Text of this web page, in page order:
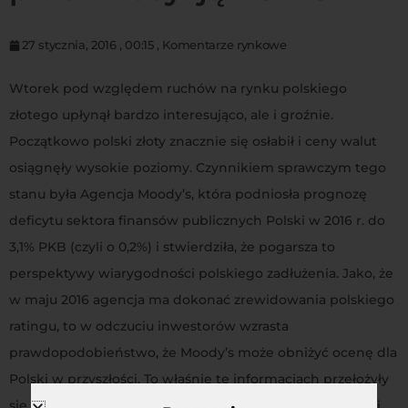
27 stycznia, 2016 00:15 Komentarze rynkowe
Wtorek pod względem ruchów na rynku polskiego
złotego upłynął bardzo interesująco, ale i groźnie.
Początkowo polski złoty znacznie się osłabił i ceny walut
osiągnęły wysokie poziomy. Czynnikiem sprawczym tego
stanu była Agencja Moody’s, która podniosła prognozę
deficytu sektora finansów publicznych Polski w 2016 r. do
3,1% PKB (czyli o 0,2%) i stwierdziła, że pogarsza to
perspektywy wiarygodności polskiego zadłużenia. Jako, że
w maju 2016 agencja ma dokonać zrewidowania polskiego
ratingu, to w odczuciu inwestorów wzrasta
prawdopodobieństwo, że Moody’s może obniżyć ocenę dla
Polski w przyszłości. To właśnie te informacjach przełożyły